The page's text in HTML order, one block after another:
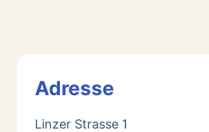
Adresse
Linzer Strasse 1